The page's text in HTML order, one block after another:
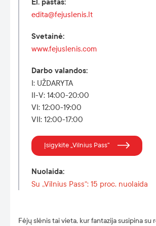
Fėjų slėnis tai vieta, kur fantazija susipina su
El. paštas:
edita@fejuslenis.lt
Svetainė:
www.fejuslenis.com
Darbo valandos:
I: UŽDARYTA
II-V: 14:00-20:00
VI: 12:00-19:00
VII: 12:00-17:00
Įsigykite „Vilnius Pass”
Nuolaida:
Su „Vilnius Pass“: 15 proc. nuolaida